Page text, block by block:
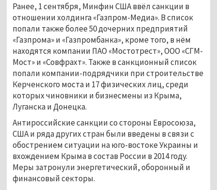
Ранее, 1 сентября, Минфин США ввёл санкции в
отношении холдинга «Газпром-Медиа». В список
попали также более 50 дочерних предприятий
«Газпрома» и «Газпромбанка», кроме того, в нём
находятся компании ПАО «Мостотрест», ООО «СГМ-
Мост» и «Совфрахт». Также в санкционный список
попали компании-подрядчики при строительстве
Керченского моста и 17 физических лиц, среди
которых чиновники и бизнесмены из Крыма,
Луганска и Донецка.
Антироссийские санкции со стороны Евросоюза,
США и ряда других стран были введены в связи с
обострением ситуации на юго-востоке Украины и
вхождением Крыма в состав России в 2014 году.
Меры затронули энергетический, оборонный и
финансовый секторы.